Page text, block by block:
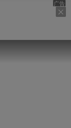
广告